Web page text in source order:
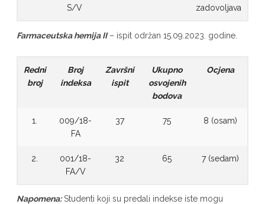
S/V
zadovoljava
Farmaceutska hemija II– ispit održan 15.09.2023. godine.
Redni
broj
Broj
indeksa
Završni
ispit
Ukupno
osvojenih
bodova
Ocjena
1.
009/18-
FA
37 75 8 (osam)
2.
001/18-
FA/V
32 65 7 (sedam)
Napomena:Studenti koji su predali indekse iste mogu